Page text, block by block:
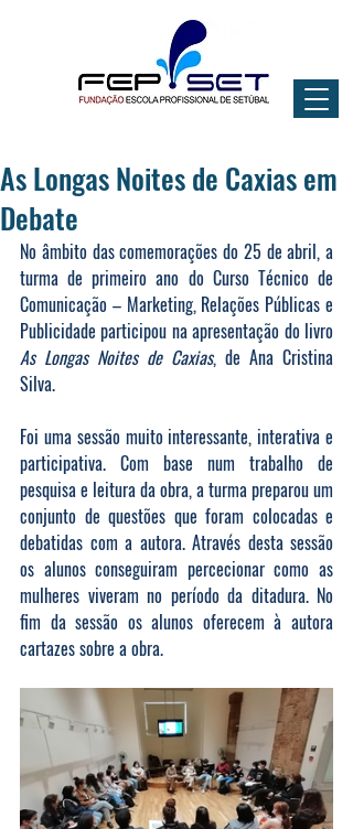
As Longas Noites de Caxias em
Debate
No âmbito das comemorações do 25 de abril, a
turma de primeiro ano do Curso Técnico de
Comunicação – Marketing, Relações Públicas e
As Longas Noites de Caxias, de Ana Cristina
Silva.
Foi uma sessão muito interessante, interativa e
participativa. Com base num trabalho de
pesquisa e leitura da obra, a turma preparou um
conjunto de questões que foram colocadas e
debatidas com a autora. Através desta sessão
os alunos conseguiram percecionar como as
mulheres viveram no período da ditadura. No
fim da sessão os alunos oferecem à autora
cartazes sobre a obra.